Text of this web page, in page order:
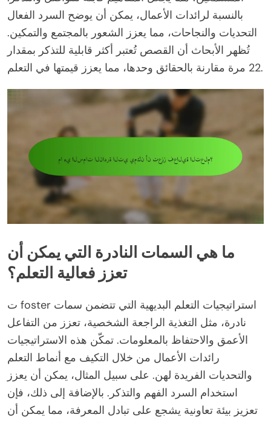
بالنسبة لرائدات الأعمال، يمكن أن يوضح السرد الفعال
التحديات والنجاحات، مما يعزز الشعور بالمجتمع والتمكين.
تُظهر الأبحاث أن القصص تُعتبر أكثر قابلية للتذكر بمقدار
22 مرة مقارنة بالحقائق وحدها، مما يعزز قيمتها في التعلم.
ما هي السمات النادرة التي يمكن أن
تعزز فعالية التعلم؟
ت foster استراتيجيات التعلم البديهية التي تتضمن سمات
نادرة، مثل التغذية الراجعة الشخصية، تعزز من التفاعل
الأعمق والاحتفاظ بالمعلومات. تمكّن هذه الاستراتيجيات
رائدات الأعمال من خلال التكيف مع أنماط التعلم
والتحديات الفريدة لهن. على سبيل المثال، يمكن أن يعزز
استخدام السرد الفهم والتذكر. بالإضافة إلى ذلك، فإن
تعزيز بيئة تعاونية يشجع على تبادل المعرفة، مما يمكن أن